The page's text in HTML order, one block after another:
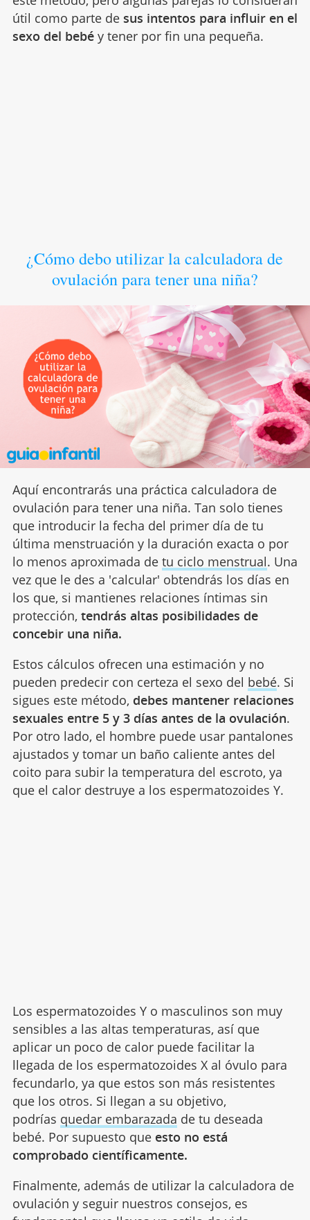
útil como parte de sus intentos para influir en el
sexo del bebéy tener por fin una pequeña.
¿Cómo debo utilizar la calculadora de
ovulación para tener una niña?
Aquí encontrarás una práctica calculadora de
ovulación para tener una niña. Tan solo tienes
que introducir la fecha del primer día de tu
última menstruación y la duración exacta o por
lo menos aproximada de tu ciclo menstrual. Una
vez que le des a 'calcular' obtendrás los días en
los que, si mantienes relaciones íntimas sin
protección, tendrás altas posibilidades de
concebir una niña.
Estos cálculos ofrecen una estimación y no
pueden predecir con certeza el sexo del bebé. Si
sigues este método, debes mantener relaciones
sexuales entre 5 y 3 días antes de la ovulación.
Por otro lado, el hombre puede usar pantalones
ajustados y tomar un baño caliente antes del
coito para subir la temperatura del escroto, ya
que el calor destruye a los espermatozoides Y.
Los espermatozoides Y o masculinos son muy
sensibles a las altas temperaturas, así que
aplicar un poco de calor puede facilitar la
llegada de los espermatozoides X al óvulo para
fecundarlo, ya que estos son más resistentes
que los otros. Si llegan a su objetivo,
podrías quedar embarazada de tu deseada
bebé. Por supuesto que esto no está
comprobado científicamente.
Finalmente, además de utilizar la calculadora de
ovulación y seguir nuestros consejos, es